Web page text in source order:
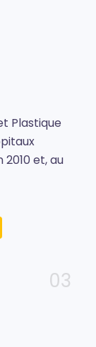
Plastique
et, au
03